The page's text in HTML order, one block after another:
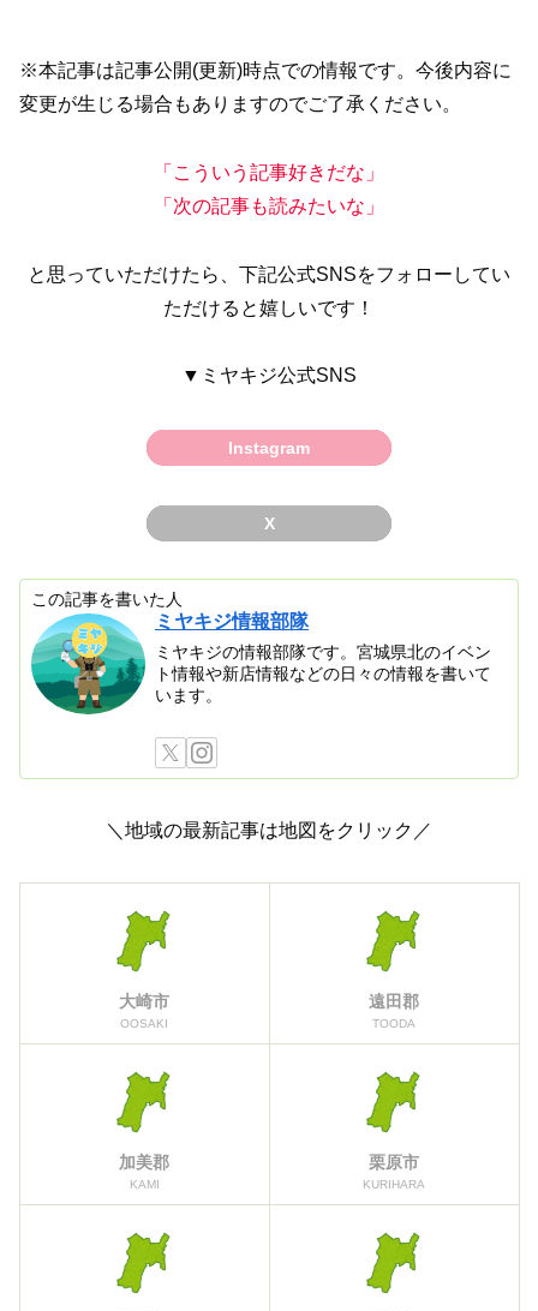
※本記事は記事公開(更新)時点での情報です。今後内容に
変更が生じる場合もありますのでご了承ください。
「こういう記事好きだな」
「次の記事も読みたいな」
と思っていただけたら、下記公式SNSをフォローしてい
ただけると嬉しいです！
▼ミヤキジ公式SNS
Instagram
X
この記事を書いた人
ミヤキジ情報部隊
ミヤキジの情報部隊です。宮城県北のイベン
ト情報や新店情報などの日々の情報を書いて
います。
＼地域の最新記事は地図をクリック／
大崎市
OOSAKI
遠田郡
TOODA
加美郡
KAMI
栗原市
KURIHARA